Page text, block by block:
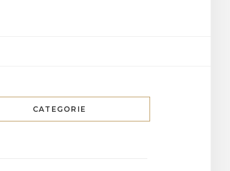
CATEGORIE